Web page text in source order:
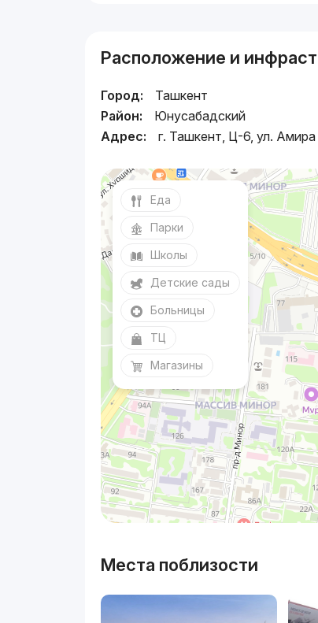
Расположение и
Город:
Ташкент
Район:
Юнусабадский
Адрес:
г. Ташкент, Ц-6, ул.
Еда
Парки
Школы
Детские сады
Больницы
ТЦ
Магазины
Места поблизости